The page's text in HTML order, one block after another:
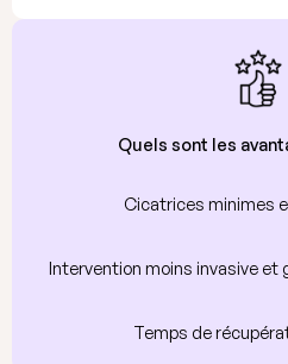
Quels sont les
Cicatrices minimes
Intervention moins invasive et
Temps de